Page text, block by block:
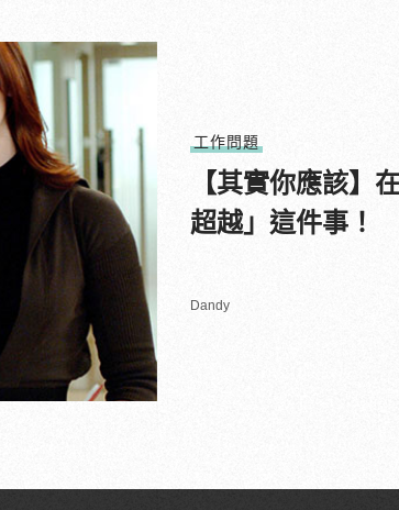
工作問題
【其實你應該】
超越」這件事！
Dandy